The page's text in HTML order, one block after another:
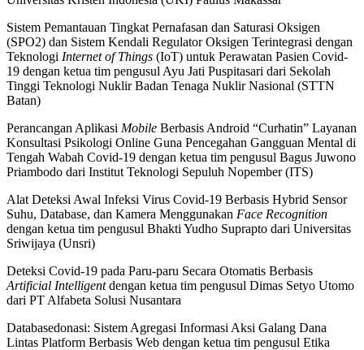
Sistem Pemantauan Tingkat Pernafasan dan Saturasi Oksigen
(SPO2) dan Sistem Kendali Regulator Oksigen Terintegrasi dengan
Teknologi Internet of Things (IoT) untuk Perawatan Pasien Covid-
19 dengan ketua tim pengusul Ayu Jati Puspitasari dari Sekolah
Tinggi Teknologi Nuklir Badan Tenaga Nuklir Nasional (STTN
Batan)
Perancangan Aplikasi Mobile Berbasis Android “Curhatin” Layanan
Konsultasi Psikologi Online Guna Pencegahan Gangguan Mental di
Tengah Wabah Covid-19 dengan ketua tim pengusul Bagus Juwono
Priambodo dari Institut Teknologi Sepuluh Nopember (ITS)
Alat Deteksi Awal Infeksi Virus Covid-19 Berbasis Hybrid Sensor
Suhu, Database, dan Kamera Menggunakan Face Recognition
dengan ketua tim pengusul Bhakti Yudho Suprapto dari Universitas
Sriwijaya (Unsri)
Deteksi Covid-19 pada Paru-paru Secara Otomatis Berbasis
Artificial Intelligentdengan ketua tim pengusul Dimas Setyo Utomo
dari PT Alfabeta Solusi Nusantara
Databasedonasi: Sistem Agregasi Informasi Aksi Galang Dana
Lintas Platform Berbasis Web dengan ketua tim pengusul Etika